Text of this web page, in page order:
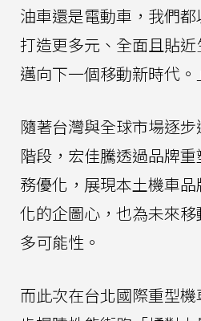
油車還是電動車，我們都
打造更多元、全面且貼近
邁向下一個移動新時代。」
隨著台灣與全球市場逐
階段，宏佳騰透過品牌
務優化，展現本土機車
化的企圖心，也為未來
多可能性。
而此次在台北國際重型